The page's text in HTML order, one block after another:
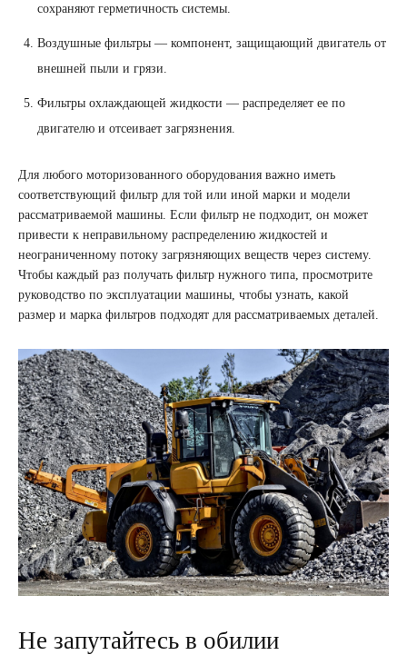
сохраняют герметичность системы.
Воздушные фильтры — компонент, защищающий двигатель от
внешней пыли и грязи.
Фильтры охлаждающей жидкости — распределяет ее по
двигателю и отсеивает загрязнения.
Для любого моторизованного оборудования важно иметь
соответствующий фильтр для той или иной марки и модели
рассматриваемой машины. Если фильтр не подходит, он может
привести к неправильному распределению жидкостей и
неограниченному потоку загрязняющих веществ через систему.
Чтобы каждый раз получать фильтр нужного типа, просмотрите
руководство по эксплуатации машины, чтобы узнать, какой
размер и марка фильтров подходят для рассматриваемых деталей.
Не запутайтесь в обилии